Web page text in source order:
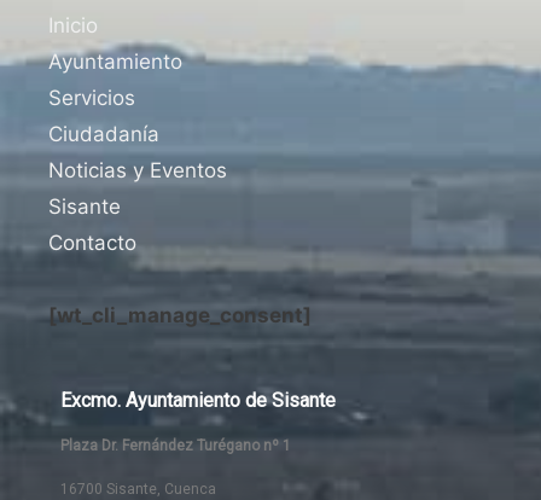
Inicio
Ayuntamiento
Servicios
Ciudadanía
Noticias y Eventos
Sisante
Contacto
[wt_cli_manage_consent]
Excmo. Ayuntamiento de Sisante
Plaza Dr. Fernández Turégano nº 1
16700 Sisante, Cuenca